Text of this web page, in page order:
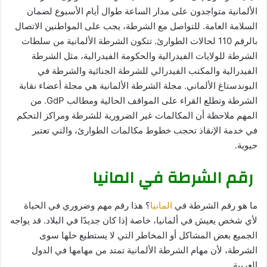
الألمانية متواجدون على مدار الساعة طوال أيام الأسبوع لضمان
السلامة العامة. للتواصل مع الشرطة، يجب على المواطنين الاتصال
بالرقم 110 لحالات الطوارئ. تتكون الشرطة الألمانية من سلطات
الشرطة للولايات الفيدرالية والحكومة الفيدرالية، مثل الشرطة
الفيدرالية والمكتب الفيدرالي للشرطة الجنائية والشرطة في
البوندستاغ الألماني. مجلة الشرطة الألمانية هي مجلة أعضاء نقابة
الشرطة وتطلع القراء على المواقف الحالية ومطالب GdP. من
المهم ملاحظة أن المكالمات غير الضرورية للشرطة ومراكز التحكم
في خدمة الإنقاذ تحجب خطوط مكالمات الطوارئ، والتي تعتبر
حيوية.
رقم الشرطة في المانيا
ما هو رقم الشرطة في المانيا؟ هذا رقم مهم وضروري في الحياة
لأي شخص يعيش في ألمانيا، خاصة إذا كان جديدًا في البلاد. قد يواجه
الجميع بعض المشاكل أو المخاطر التي لا يستطيع حلها سوى
الشرطة، لأن مهام الشرطة الألمانية تمتد من مهامها في الدول
العربية.